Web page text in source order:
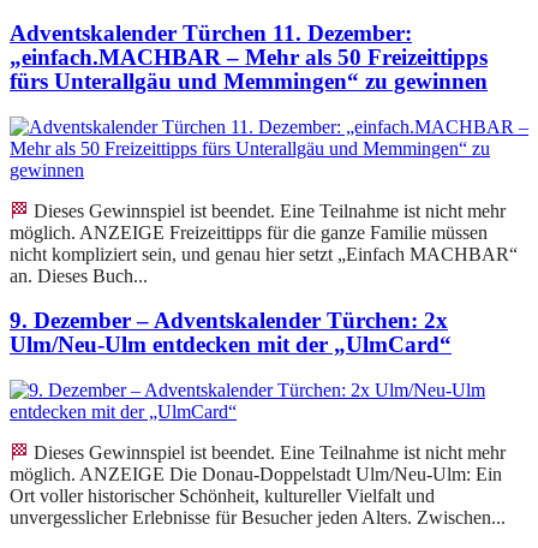
Adventskalender Türchen 11. Dezember:
„einfach.MACHBAR – Mehr als 50 Freizeittipps
fürs Unterallgäu und Memmingen“ zu gewinnen
🏁 Dieses Gewinnspiel ist beendet. Eine Teilnahme ist nicht mehr
möglich. ANZEIGE Freizeittipps für die ganze Familie müssen
nicht kompliziert sein, und genau hier setzt „Einfach MACHBAR“
an. Dieses Buch...
9. Dezember – Adventskalender Türchen: 2x
Ulm/Neu-Ulm entdecken mit der „UlmCard“
🏁 Dieses Gewinnspiel ist beendet. Eine Teilnahme ist nicht mehr
möglich. ANZEIGE Die Donau-Doppelstadt Ulm/Neu-Ulm: Ein
Ort voller historischer Schönheit, kultureller Vielfalt und
unvergesslicher Erlebnisse für Besucher jeden Alters. Zwischen...